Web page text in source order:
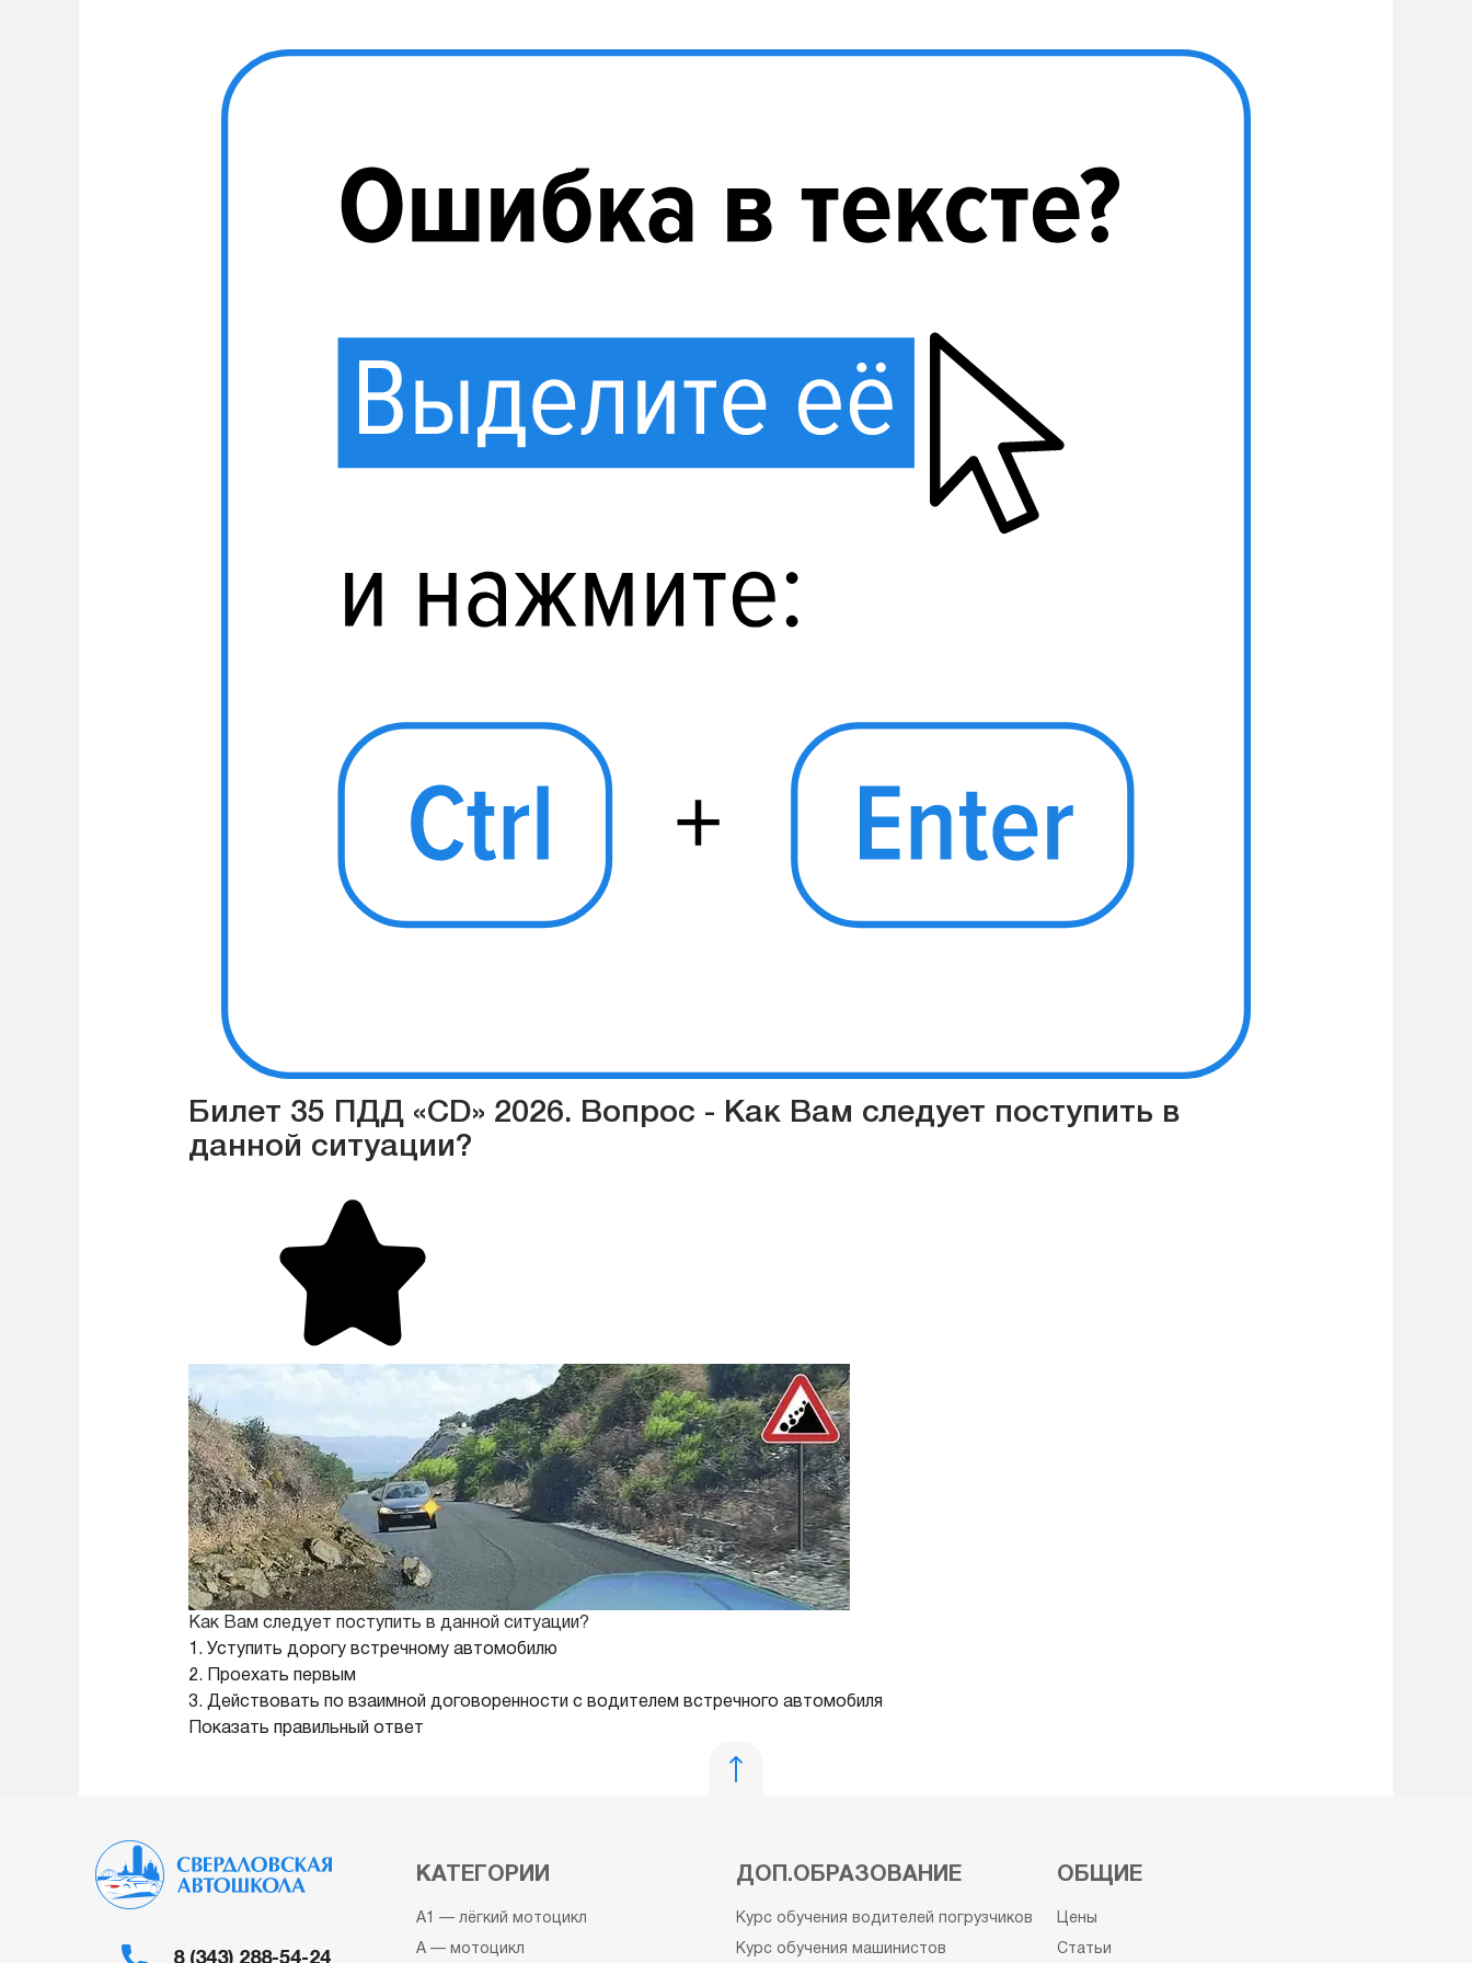
Билет 35 ПДД «CD» 2026. Вопрос - Как Вам следует поступить в
данной ситуации?
Как Вам следует поступить в данной ситуации?
1. Уступить дорогу встречному автомобилю
2. Проехать первым
3. Действовать по взаимной договоренности с водителем встречного автомобиля
Показать правильный ответ
8 (343) 288-54-24
КАТЕГОРИИ
A1 — лёгкий мотоцикл
A — мотоцикл
ДОП.ОБРАЗОВАНИЕ
Курс обучения водителей погрузчиков
Курс обучения машинистов
ОБЩИЕ
Цены
Статьи